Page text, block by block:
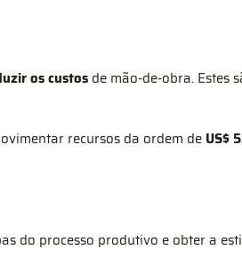
os custos de mão-de-obra. Estes
recursos da ordem de US$
do processo produtivo e obter a